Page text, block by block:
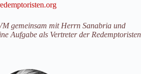
gemeinsam mit Herrn Sanabria und
Aufgabe als Vertreter der Redemptoristen